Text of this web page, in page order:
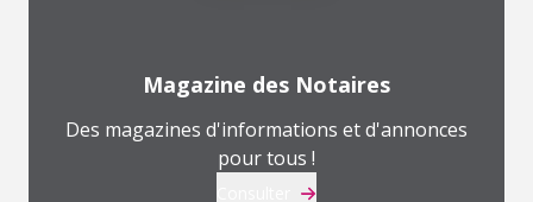
Magazine des Notaires
Des magazines d'informations et d'annonces
pour tous !